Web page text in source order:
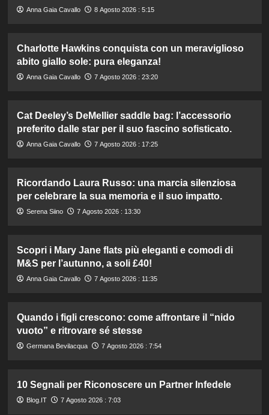
Anna Gaia Cavallo 8 Agosto 2026 : 5:15
Charlotte Hawkins conquista con un meraviglioso
abito giallo sole: pura eleganza!
Anna Gaia Cavallo 7 Agosto 2026 : 23:20
Cat Deeley’s DeMellier saddle bag: l’accessorio
preferito dalle star per il suo fascino sofisticato.
Anna Gaia Cavallo 7 Agosto 2026 : 17:25
Ricordando Laura Russo: una marcia silenziosa
per celebrare la sua memoria e il suo impatto.
Serena Siino 7 Agosto 2026 : 13:30
Scopri i Mary Jane flats più eleganti e comodi di
M&S per l’autunno, a soli £40!
Anna Gaia Cavallo 7 Agosto 2026 : 11:35
Quando i figli crescono: come affrontare il “nido
vuoto” e ritrovare sé stesse
Germana Bevilacqua 7 Agosto 2026 : 7:54
10 Segnali per Riconoscere un Partner Infedele
Blog.IT 7 Agosto 2026 : 7:03